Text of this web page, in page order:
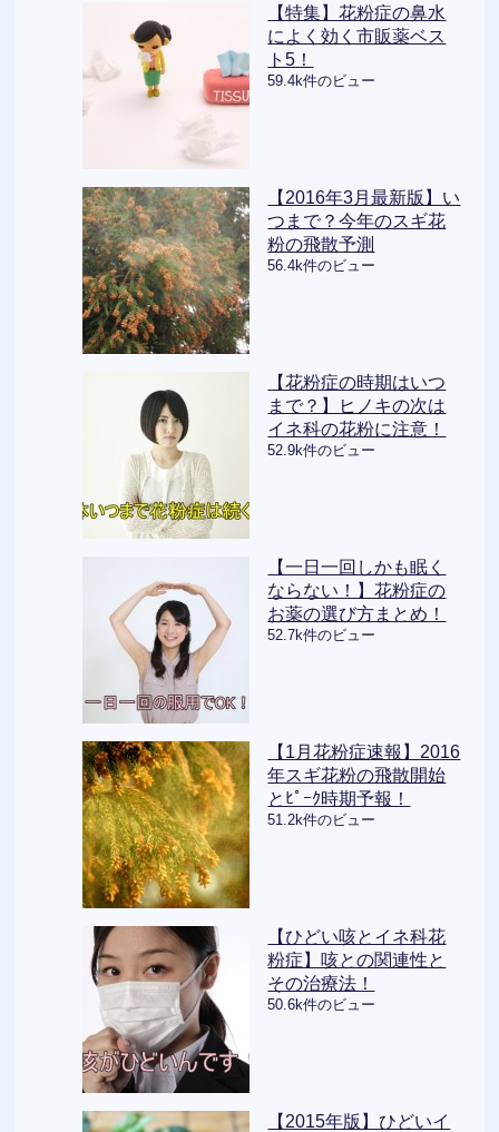
【特集】花粉症の鼻水
によく効く市販薬ベス
ト5！
59.4k件のビュー
【2016年3月最新版】い
つまで？今年のスギ花
粉の飛散予測
56.4k件のビュー
【花粉症の時期はいつ
まで？】ヒノキの次は
イネ科の花粉に注意！
52.9k件のビュー
【一日一回しかも眠く
ならない！】花粉症の
お薬の選び方まとめ！
52.7k件のビュー
【1月花粉症速報】2016
年スギ花粉の飛散開始
とﾋﾟｰｸ時期予報！
51.2k件のビュー
【ひどい咳とイネ科花
粉症】咳との関連性と
その治療法！
50.6k件のビュー
【2015年版】ひどいイ